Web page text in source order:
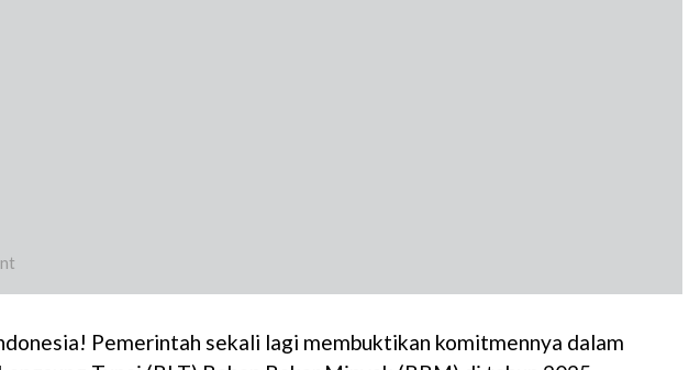
Pemerintah sekali lagi membuktikan komitmennya dalam